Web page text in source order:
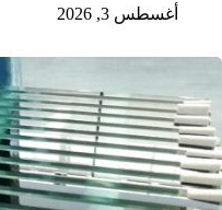
أغسطس 3, 2026